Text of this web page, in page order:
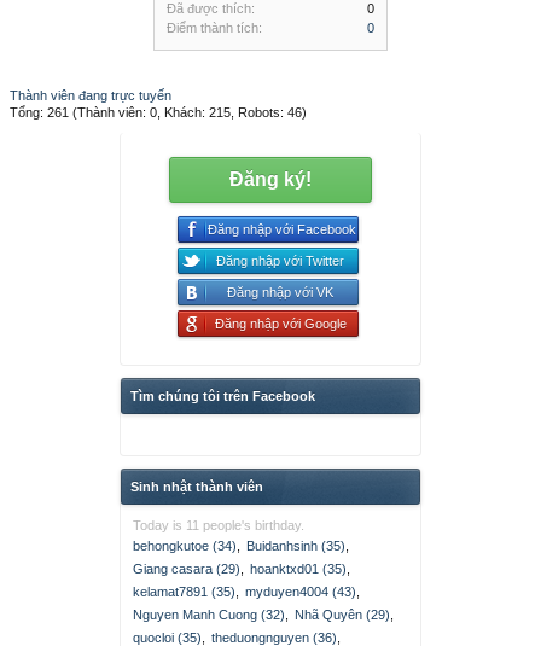
Đã được thích:
0
Điểm thành tích:
0
Thành viên đang trực tuyến
Tổng: 261 (Thành viên: 0, Khách: 215, Robots: 46)
Đăng ký!
Đăng nhập với Facebook
Đăng nhập với Twitter
Đăng nhập với VK
Đăng nhập với Google
Tìm chúng tôi trên Facebook
Sinh nhật thành viên
Today is 11 people's birthday.
behongkutoe (34)
Buidanhsinh (35)
Giang casara (29)
hoanktxd01 (35)
kelamat7891 (35)
myduyen4004 (43)
Nguyen Manh Cuong (32)
Nhã Quyên (29)
quocloi (35)
theduongnguyen (36)